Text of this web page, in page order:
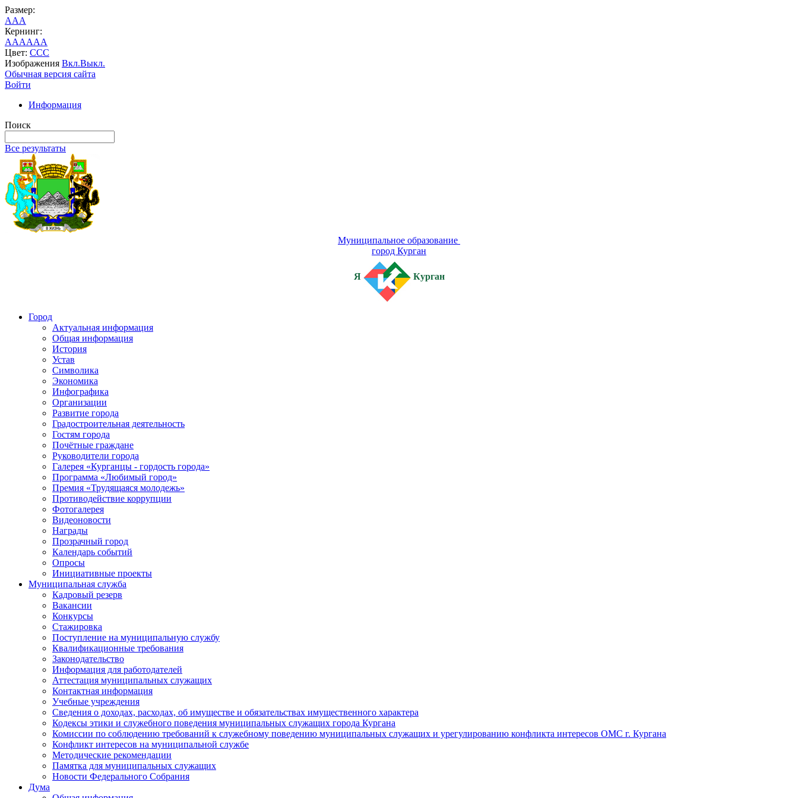
Размер:
AAA
Кернинг:
AAAAAA
Цвет: CCC
Изображения Вкл.Выкл.
Обычная версия сайта
Войти
Информация
Поиск
Все результаты
Муниципальное образование
город Курган
Я Курган
Город
Актуальная информация
Общая информация
История
Устав
Символика
Экономика
Инфографика
Организации
Развитие города
Градостроительная деятельность
Гостям города
Почётные граждане
Руководители города
Галерея «Курганцы - гордость города»
Программа «Любимый город»
Премия «Трудящаяся молодежь»
Противодействие коррупции
Фотогалерея
Видеоновости
Награды
Прозрачный город
Календарь событий
Опросы
Инициативные проекты
Муниципальная служба
Кадровый резерв
Вакансии
Конкурсы
Стажировка
Поступление на муниципальную службу
Квалификационные требования
Законодательство
Информация для работодателей
Аттестация муниципальных служащих
Контактная информация
Учебные учреждения
Сведения о доходах, расходах, об имуществе и обязательствах имущественного характера
Кодексы этики и служебного поведения муниципальных служащих города Кургана
Комиссии по соблюдению требований к служебному поведению муниципальных служащих и урегулированию конфликта интересов ОМС г. Кургана
Конфликт интересов на муниципальной службе
Методические рекомендации
Памятка для муниципальных служащих
Новости Федерального Cобрания
Дума